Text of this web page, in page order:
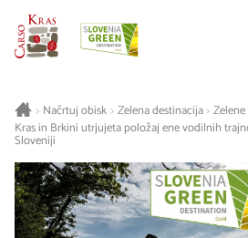
> Načrtuj obisk> Zelena destinacija>
Kras in Brkini utrjujeta položaj ene vodilnih
Sloveniji